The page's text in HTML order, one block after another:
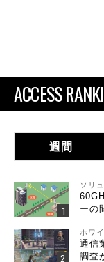
ACCESS
週間
ソリ
ーの
ホワ
通信
調査